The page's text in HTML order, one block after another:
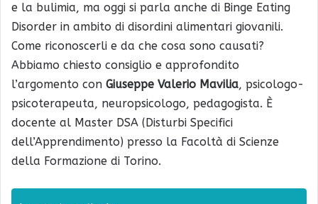
e la bulimia, ma oggi si parla anche di Binge Eating
Disorder in ambito di disordini alimentari giovanili.
Come riconoscerli e da che cosa sono causati?
Abbiamo chiesto consiglio e approfondito
l’argomento con Giuseppe Valerio Mavilia, psicologo-
psicoterapeuta, neuropsicologo, pedagogista. È
docente al Master DSA (Disturbi Specifici
dell’Apprendimento) presso la Facoltà di Scienze
della Formazione di Torino.